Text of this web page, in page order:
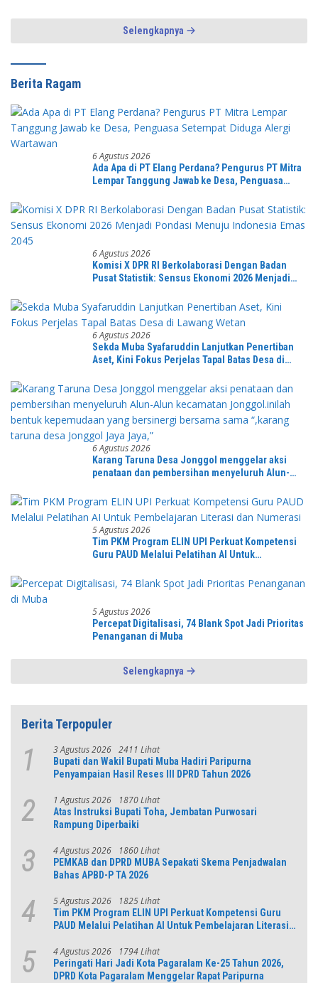
Selengkapnya
Berita Ragam
6 Agustus 2026
Ada Apa di PT Elang Perdana? Pengurus PT Mitra
Lempar Tanggung Jawab ke Desa, Penguasa
6 Agustus 2026
Komisi X DPR RI Berkolaborasi Dengan Badan
Pusat Statistik: Sensus Ekonomi 2026 Menjadi
6 Agustus 2026
Sekda Muba Syafaruddin Lanjutkan Penertiban
Aset, Kini Fokus Perjelas Tapal Batas Desa di
6 Agustus 2026
Karang Taruna Desa Jonggol menggelar aksi
penataan dan pembersihan menyeluruh Alun-
kepemudaan yang bersinergi bersama sama
“,karang taruna desa Jonggol Jaya Jaya,”
5 Agustus 2026
Tim PKM Program ELIN UPI Perkuat Kompetensi
Guru PAUD Melalui Pelatihan AI Untuk
5 Agustus 2026
Percepat Digitalisasi, 74 Blank Spot Jadi Prioritas
Penanganan di Muba
Selengkapnya
Berita Terpopuler
1 3 Agustus 2026 2411 Lihat
Bupati dan Wakil Bupati Muba Hadiri Paripurna
Penyampaian Hasil Reses III DPRD Tahun 2026
2 1 Agustus 2026 1870 Lihat
Atas Instruksi Bupati Toha, Jembatan Purwosari
Rampung Diperbaiki
3 4 Agustus 2026 1860 Lihat
PEMKAB dan DPRD MUBA Sepakati Skema Penjadwalan
Bahas APBD-P TA 2026
4 5 Agustus 2026 1825 Lihat
Tim PKM Program ELIN UPI Perkuat Kompetensi Guru
PAUD Melalui Pelatihan AI Untuk Pembelajaran Literasi
5 4 Agustus 2026 1794 Lihat
Peringati Hari Jadi Kota Pagaralam Ke-25 Tahun 2026,
DPRD Kota Pagaralam Menggelar Rapat Paripurna